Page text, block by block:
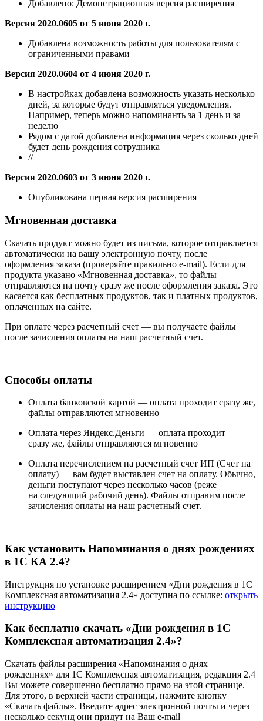
Добавлено: Демонстрационная версия расширения
Версия 2020.0605 от 5 июня 2020 г.
Добавлена возможность работы для пользователям с
ограниченными правами
Версия 2020.0604 от 4 июня 2020 г.
В настройках добавлена возможность указать несколько
дней, за которые будут отправляться уведомления.
Например, теперь можно напоминанть за 1 день и за
неделю
Рядом с датой добавлена информация через сколько дней
будет день рождения сотрудника
//
Версия 2020.0603 от 3 июня 2020 г.
Опубликована первая версия расширения
Мгновенная доставка
Скачать продукт можно будет из письма, которое отправляется
автоматически на вашу электронную почту, после
оформления заказа (проверяйте правильно e-mail). Если для
продукта указано «Мгновенная доставка», то файлы
отправляются на почту сразу же после оформления заказа. Это
касается как бесплатных продуктов, так и платных продуктов,
оплаченных на сайте.
При оплате через расчетный счет — вы получаете файлы
после зачисления оплаты на наш расчетный счет.
Способы оплаты
Оплата банковской картой — оплата проходит сразу же,
файлы отправляются мгновенно
Оплата через Яндекс.Деньги — оплата проходит
сразу же, файлы отправляются мгновенно
Оплата перечислением на расчетный счет ИП (Счет на
оплату) — вам будет выставлен счет на оплату. Обычно,
деньги поступают через несколько часов (реже
на следующий рабочий день). Файлы отправим после
зачисления оплаты на наш расчетный счет.
Как установить Напоминания о днях рождениях
в 1С КА 2.4?
Инструкция по установке расширением «Дни рождения в 1С
Комплексная автоматизация 2.4» доступна по ссылке: открыть
инструкцию
Как бесплатно скачать «Дни рождения в 1С
Комплексная автоматизация 2.4»?
Скачать файлы расширения «Напоминания о днях
рождениях» для 1С Комплексная автоматизация, редакция 2.4
Вы можете совершенно бесплатно прямо на этой странице.
Для этого, в верхней части страницы, нажмите кнопку
«Скачать файлы». Введите адрес электронной почты и через
несколько секунд они придут на Ваш e-mail